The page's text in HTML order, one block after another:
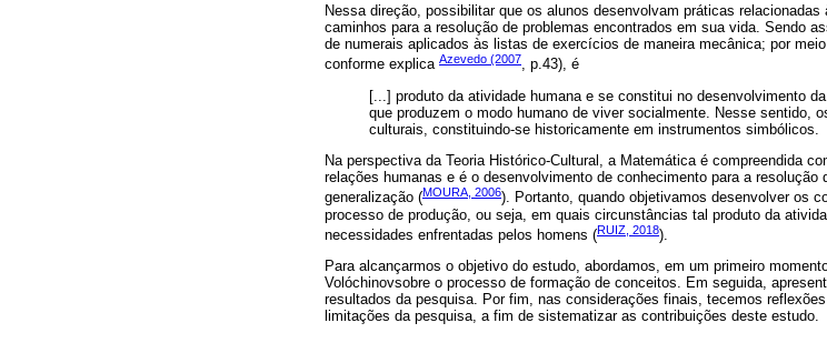
Nessa direção, possibilitar que os alunos desenvolvam práticas
caminhos para a resolução de problemas encontrados em sua vida. Sendo
de numerais aplicados às listas de exercícios de maneira mecânica; por
conforme explica Azevedo (2007
, p.43), é
[...] produto da atividade humana e se constitui no desenvolvimento
que produzem o modo humano de viver socialmente. Nesse sentido,
culturais, constituindo-se historicamente em instrumentos simbólicos.
Na perspectiva da Teoria Histórico-Cultural, a Matemática é compreendida
relações humanas e é o desenvolvimento de conhecimento para a
generalização (MOURA, 2006). Portanto, quando objetivamos desenvolver os
processo de produção, ou seja, em quais circunstâncias tal produto da
necessidades enfrentadas pelos homens (RUIZ, 2018).
Para alcançarmos o objetivo do estudo, abordamos, em um primeiro
Volóchinovsobre o processo de formação de conceitos. Em seguida,
resultados da pesquisa. Por fim, nas considerações finais, tecemos
limitações da pesquisa, a fim de sistematizar as contribuições deste estudo.